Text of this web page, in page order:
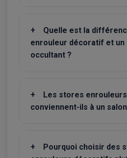
+
Quelle est la
enrouleur décoratif et
occultant ?
+
Les stores
conviennent-ils à un
+
Pourquoi choisir des